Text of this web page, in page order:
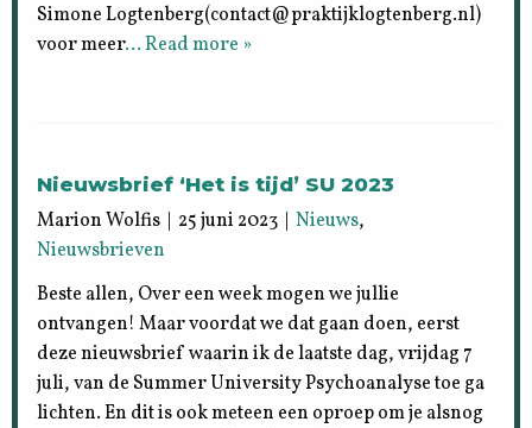
Simone Logtenberg(contact@praktijklogtenberg.nl)
voor meer… Read more »
Nieuwsbrief ‘Het is tijd’ SU 2023
Marion Wolfis | 25 juni 2023 |Nieuws,
Nieuwsbrieven
Beste allen, Over een week mogen we jullie
ontvangen! Maar voordat we dat gaan doen, eerst
deze nieuwsbrief waarin ik de laatste dag, vrijdag 7
juli, van de Summer University Psychoanalyse toe ga
lichten. En dit is ook meteen een oproep om je alsnog